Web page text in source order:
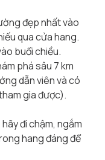
đẹp nhất vào
qua cửa hang.
buổi chiều.
phá sâu 7 km
dẫn viên và có
gia được).
đi chậm, ngắm
hang đáng để